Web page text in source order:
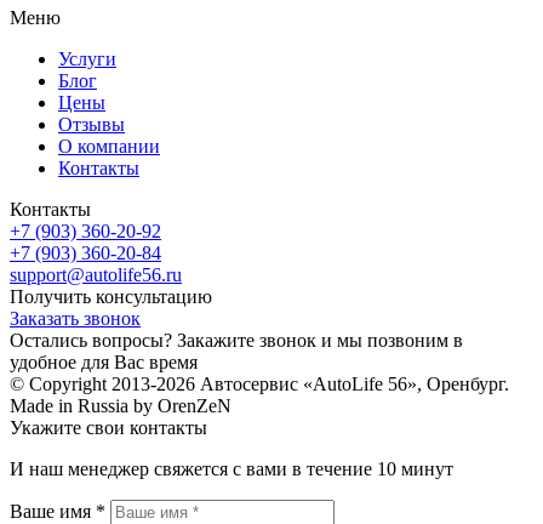
Меню
Услуги
Блог
Цены
Отзывы
О компании
Контакты
Контакты
+7 (903) 360-20-92
+7 (903) 360-20-84
support@autolife56.ru
Получить консультацию
Заказать звонок
Остались вопросы? Закажите звонок и мы позвоним в
удобное для Вас время
© Copyright 2013-2026 Автосервис «AutoLife 56», Оренбург.
Made in Russia by OrenZeN
Укажите свои контакты
И наш менеджер свяжется с вами в течение 10 минут
Ваше имя *